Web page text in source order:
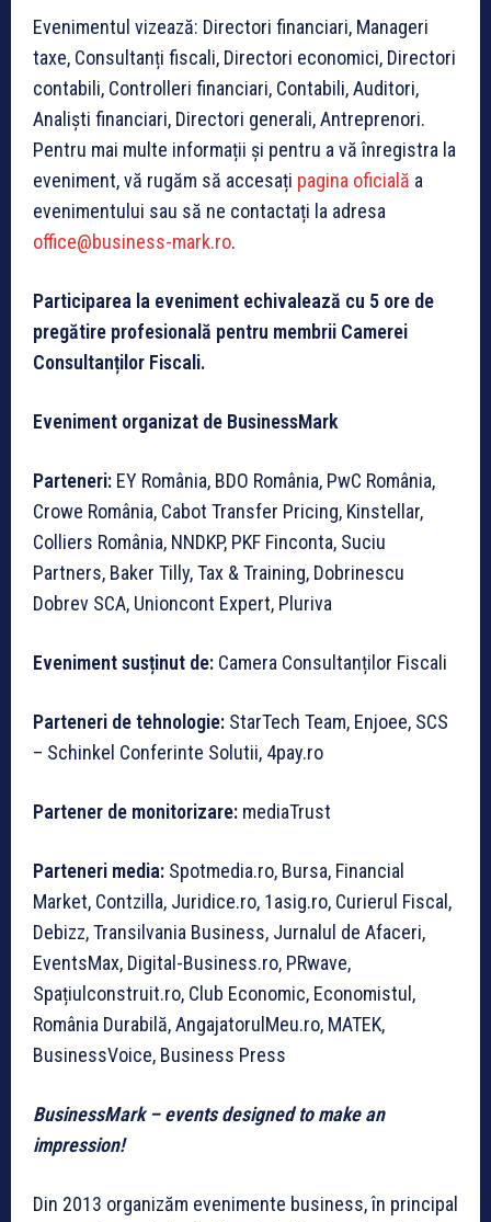
Evenimentul vizează: Directori financiari, Manageri
taxe, Consultanți fiscali, Directori economici, Directori
contabili, Controlleri financiari, Contabili, Auditori,
Analiști financiari, Directori generali, Antreprenori.
Pentru mai multe informații și pentru a vă înregistra la
eveniment, vă rugăm să accesați pagina oficială a
evenimentului sau să ne contactați la adresa
office@business-mark.ro.
Participarea la eveniment echivalează cu 5 ore de
pregătire profesională pentru membrii Camerei
Consultanților Fiscali.
Eveniment organizat de BusinessMark
Parteneri: EY România, BDO România, PwC România,
Crowe România, Cabot Transfer Pricing, Kinstellar,
Colliers România, NNDKP, PKF Finconta, Suciu
Partners, Baker Tilly, Tax & Training, Dobrinescu
Dobrev SCA, Unioncont Expert, Pluriva
Eveniment susținut de: Camera Consultanților Fiscali
Parteneri de tehnologie: StarTech Team, Enjoee, SCS
– Schinkel Conferinte Solutii, 4pay.ro
Partener de monitorizare: mediaTrust
Parteneri media: Spotmedia.ro, Bursa, Financial
Market, Contzilla, Juridice.ro, 1asig.ro, Curierul Fiscal,
Debizz, Transilvania Business, Jurnalul de Afaceri,
EventsMax, Digital-Business.ro, PRwave,
Spațiulconstruit.ro, Club Economic, Economistul,
România Durabilă, AngajatorulMeu.ro, MATEK,
BusinessVoice, Business Press
BusinessMark – events designed to make an
impression!
Din 2013 organizăm evenimente business, în principal